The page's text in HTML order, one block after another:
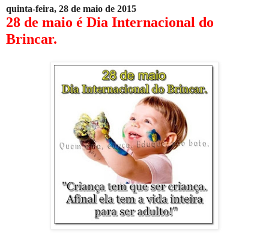
quinta-feira, 28 de maio de 2015
28 de maio é Dia Internacional do
Brincar.